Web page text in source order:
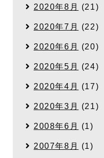
2020年8月 (21)
2020年7月 (22)
2020年6月 (20)
2020年5月 (24)
2020年4月 (17)
2020年3月 (21)
2008年6月 (1)
2007年8月 (1)